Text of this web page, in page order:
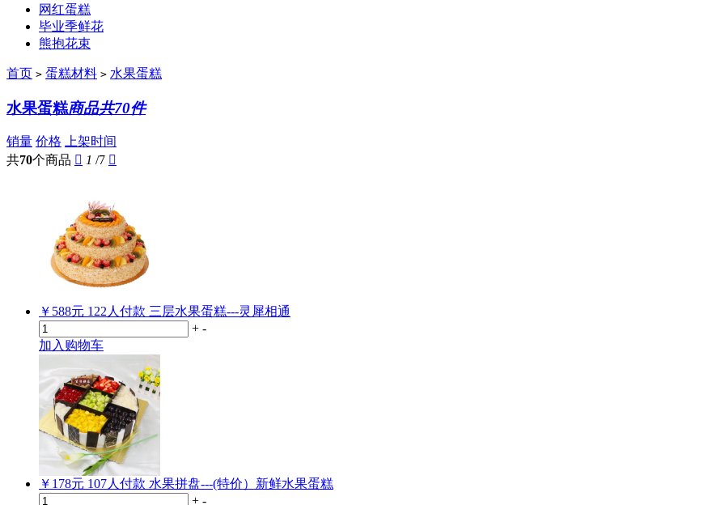
网红蛋糕
毕业季鲜花
熊抱花束
首页 > 蛋糕材料 > 水果蛋糕
水果蛋糕商品共70件
销量 价格
上架时间
共70个商品  1 /7 
￥588元 122 人付款 三层水果蛋糕---灵犀相通
+ -
加入购物车
￥178元 107人付款 水果拼盘---(特价）新鲜水果蛋糕
+ -